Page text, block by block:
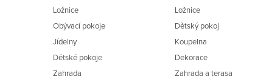
Ložnice
Obývací pokoje
Jídelny
Dětské pokoje
Zahrada
Ložnice
Dětský pokoj
Koupelna
Dekorace
Zahrada a terasa